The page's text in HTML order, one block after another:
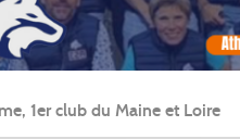
1er club du Maine et Loire